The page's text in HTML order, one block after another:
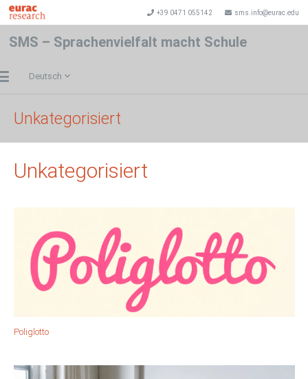
+39 0471 055142 sms.info@eurac.edu
SMS – Sprachenvielfalt macht Schule
Deutsch
Unkategorisiert
Unkategorisiert
Poliglotto